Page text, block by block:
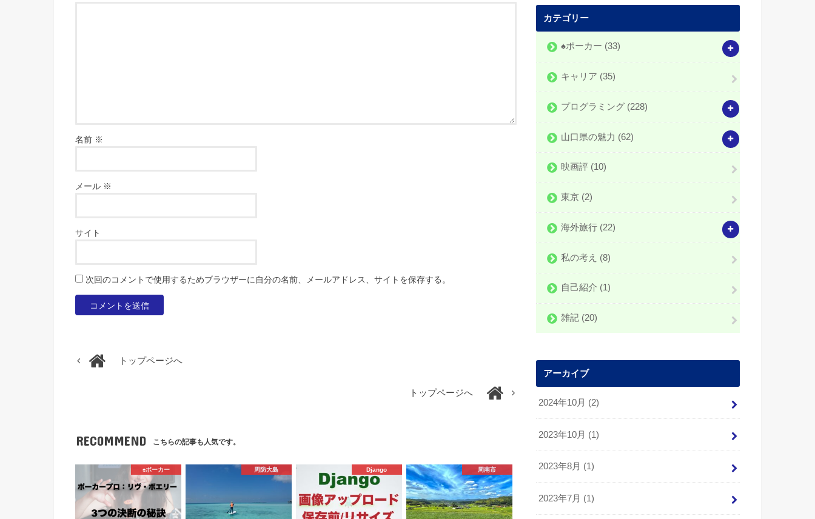
名前 ※
メール ※
サイト
次回のコメントで使用するためブラウザーに自分の名前、メールアドレス、サイトを保存する。
トップページへ
トップページへ
RECOMMEND こちらの記事も人気です。
♠️ポーカー 周防大島 Django 周南市
カテゴリー
♠️ポーカー (33)
キャリア (35)
プログラミング (228)
山口県の魅力 (62)
映画評 (10)
東京 (2)
海外旅行 (22)
私の考え (8)
自己紹介 (1)
雑記 (20)
アーカイブ
2024年10月 (2)
2023年10月 (1)
2023年8月 (1)
2023年7月 (1)